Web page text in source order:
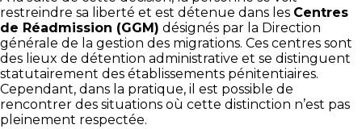
restreindre sa liberté et est détenue dans les Centres
de Réadmission (GGM) désignés par la Direction
générale de la gestion des migrations. Ces centres sont
des lieux de détention administrative et se distinguent
statutairement des établissements pénitentiaires.
Cependant, dans la pratique, il est possible de
rencontrer des situations où cette distinction n’est pas
pleinement respectée.